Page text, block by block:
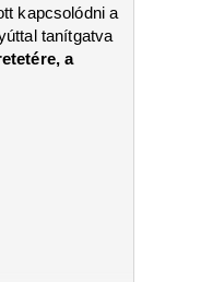
kapcsolódni a
tanítgatva
a